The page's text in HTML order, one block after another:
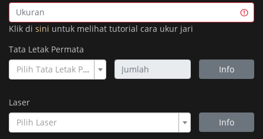
Klik di sini untuk melihat tutorial cara ukur jari
Tata Letak Permata
Pilih Tata Letak Permata
Info
Laser
Pilih Laser
Info